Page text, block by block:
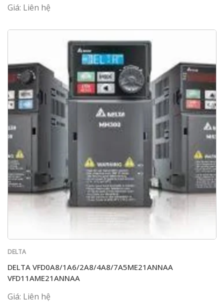
Giá: Liên hệ
DELTA
DELTA VFD0A8/1A6/2A8/4A8/7A5ME21ANNAA
VFD11AME21ANNAA
Giá: Liên hệ